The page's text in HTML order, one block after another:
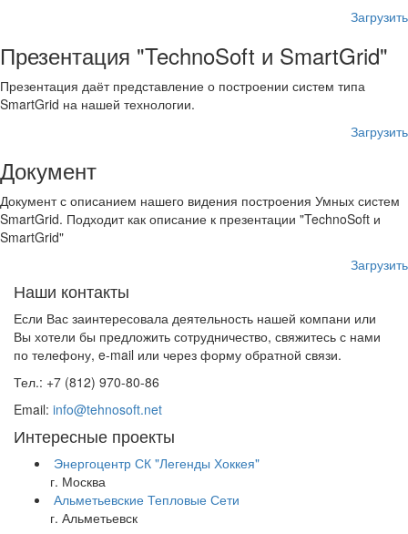
Загрузить
Презентация "TechnoSoft и SmartGrid"
Презентация даёт представление о построении систем типа
SmartGrid на нашей технологии.
Загрузить
Документ
Документ с описанием нашего видения построения Умных систем
SmartGrid. Подходит как описание к презентации "TechnoSoft и
SmartGrid"
Загрузить
Наши контакты
Если Вас заинтересовала деятельность нашей компани или
Вы хотели бы предложить сотрудничество, свяжитесь с нами
по телефону, e-mail или через форму обратной связи.
Тел.: +7 (812) 970-80-86
Email: info@tehnosoft.net
Интересные проекты
Энергоцентр СК "Легенды Хоккея"
г. Москва
Альметьевские Тепловые Сети
г. Альметьевск